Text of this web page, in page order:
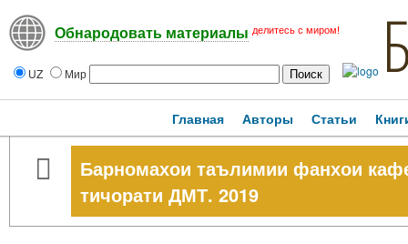
Обнародовать материалы делитесь с миром!
UZ Мир
Главная Авторы Статьи
Барномахои таълимии фанхои
тичорати ДМТ. 2019